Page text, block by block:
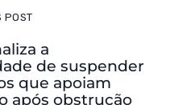
POST
a
de suspender
que apoiam
após obstrução